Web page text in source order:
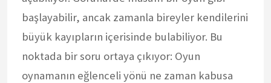
başlayabilir, ancak zamanla bireyler kendilerini
büyük kayıpların içerisinde bulabiliyor. Bu
noktada bir soru ortaya çıkıyor: Oyun
oynamanın eğlenceli yönü ne zaman kabusa